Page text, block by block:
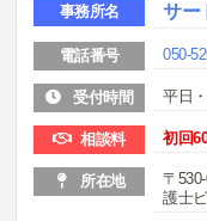
事務所名 サー
電話番号 050-
受付時間 平日
相談料 初回
所在地
〒
護士